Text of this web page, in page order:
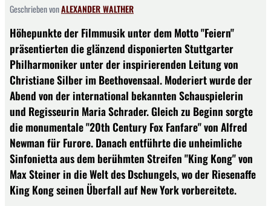
Geschrieben vonALEXANDER WALTHER
Höhepunkte der Filmmusik unter dem Motto "Feiern"
präsentierten die glänzend disponierten Stuttgarter
Philharmoniker unter der inspirierenden Leitung von
Christiane Silber im Beethovensaal. Moderiert wurde der
Abend von der international bekannten Schauspielerin
und Regisseurin Maria Schrader. Gleich zu Beginn sorgte
die monumentale "20th Century Fox Fanfare" von Alfred
Newman für Furore. Danach entführte die unheimliche
Sinfonietta aus dem berühmten Streifen "King Kong" von
Max Steiner in die Welt des Dschungels, wo der Riesenaffe
King Kong seinen Überfall auf New York vorbereitete.